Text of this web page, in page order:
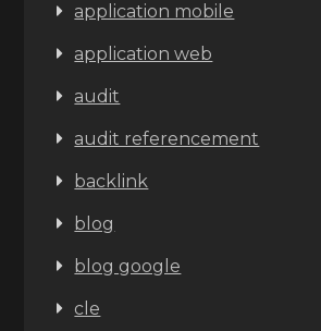
application mobile
application web
audit
audit referencement
backlink
blog
blog google
cle